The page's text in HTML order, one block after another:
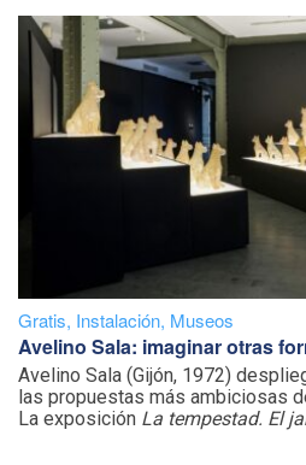
Gratis, Instalación, Museos
Avelino Sala: imaginar otras
Avelino Sala (Gijón, 1972)
las propuestas más ambiciosas
La exposición La tempestad. El